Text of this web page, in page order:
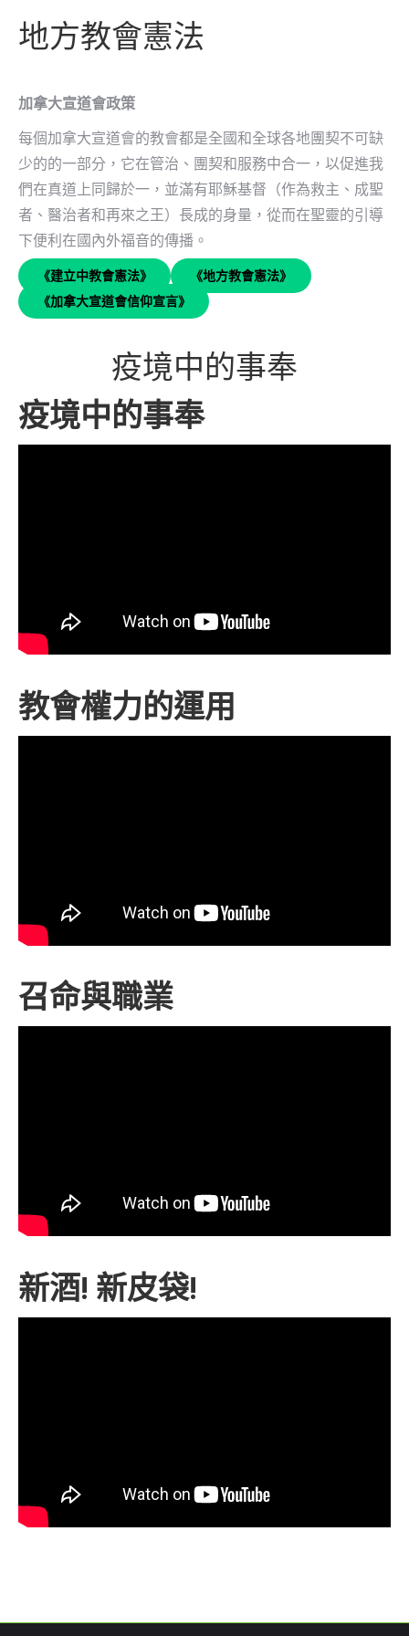
地方教會憲法
加拿大宣道會政策
每個加拿大宣道會的教會都是全國和全球各地團契不可缺
少的的一部分，它在管治、團契和服務中合一，以促進我
們在真道上同歸於一，並滿有耶穌基督（作為救主、成聖
者、醫治者和再來之王）長成的身量，從而在聖靈的引導
下便利在國內外福音的傳播。
《建立中教會憲法》
《地方教會憲法》
《加拿大宣道會信仰宣言》
疫境中的事奉
疫境中的事奉
教會權力的運用
召命與職業
新酒! 新皮袋!